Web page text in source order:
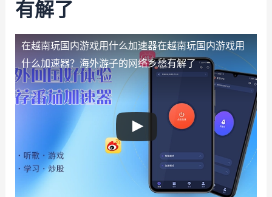
有解了
在越南玩国内游戏用什么加速器在越南玩国内游戏用
什么加速器？海外游子的网络乡愁有解了